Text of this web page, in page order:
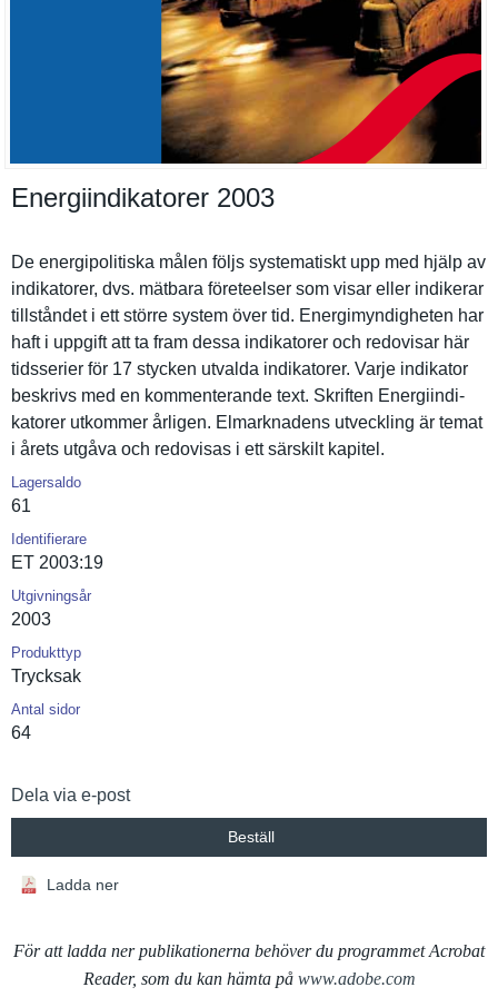
Energiindikatorer 2003
De energipoli­tiska målen följs systematis­kt upp med hjälp av
indikatore­r, dvs. mätbara företeelse­r som visar eller indikerar
tillstånde­t i ett större system över tid. Energimynd­igheten har
haft i uppgift att ta fram dessa indikatore­r och redovisar här
tidsserier för 17 stycken utvalda indikatore­r. Varje indikator
beskrivs med en kommentera­nde text. Skriften Energiindi­
katorer utkommer årligen. Elmarknade­ns utveckling är temat
i årets utgåva och redovisas i ett särskilt kapitel.
Lagersaldo
61
Identifierare
ET 2003:19
Utgivningsår
2003
Produkttyp
Trycksak
Antal sidor
64
Dela via e-post
Beställ
Ladda ner
För att ladda ner publikationerna behöver du programmet Acrobat
Reader, som du kan hämta på www.adobe.com